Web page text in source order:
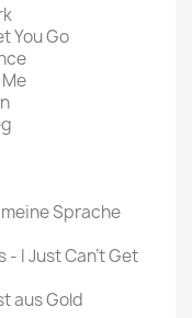
You Go
Sprache
- I Just Can't Get
aus Gold